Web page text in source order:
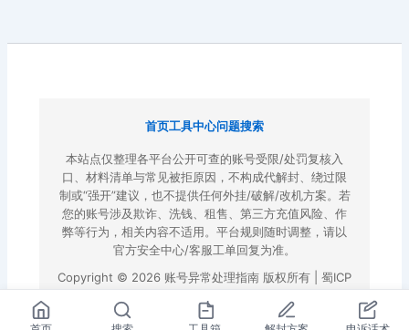
首页工具中心问题搜索
本站点仅整理各平台公开可查的账号受限/处罚复核入
口、材料清单与常见被拒原因，不构成代解封、绕过限
制或“强开”建议，也不提供任何外挂/破解/改机方案。若
您的账号涉及欺诈、洗钱、租售、第三方充值风险、作
弊等行为，相关内容不适用。平台规则随时调整，请以
官方安全中心/客服工单回复为准。
Copyright © 2026 账号异常处理指南 版权所有 | 蜀ICP